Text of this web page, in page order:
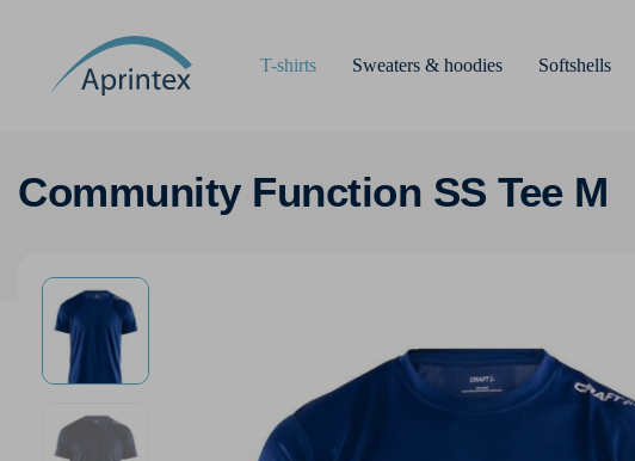
T-shirts Sweaters & hoodies Softshells
Community Function SS Tee M